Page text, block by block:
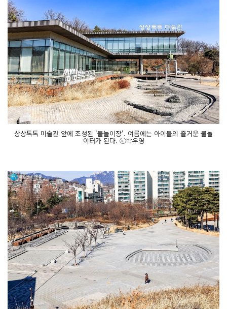
상상톡톡 미술관 앞에 조성된 '물놀이장'. 여름에는 아이들의 즐거운 물놀
이터가 된다. ⓒ박우영